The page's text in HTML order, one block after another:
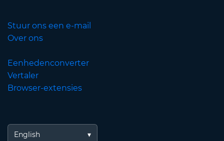
Stuur ons een e-mail
Over ons
Eenhedenconverter
Vertaler
Browser-extensies
English